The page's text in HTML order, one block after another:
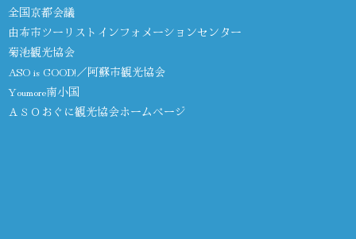
全国京都会議
由布市ツーリストインフォメーションセンター
菊池観光協会
ASO is GOOD!／阿蘇市観光協会
Youmore南小国
ＡＳＯおぐに観光協会ホームページ